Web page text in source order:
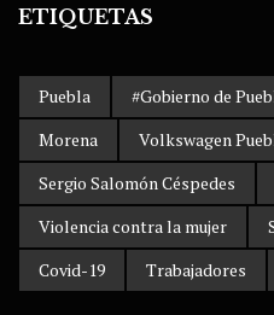
ETIQUETAS
Puebla #Gobierno de
Morena
Volkswagen
Sergio Salomón Céspedes
Violencia contra la mujer
Covid-19
Trabajadores